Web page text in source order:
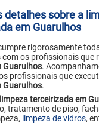
detalhes sobre a
em Guarulhos
rigorosamente
com os profissionais que
Guarulhos.
profissionais que
Guarulhos.
limpeza terceirizada em
tratamento de piso,
limpeza de vidros,